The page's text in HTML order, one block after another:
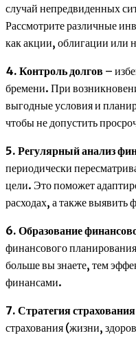
случай непредвиденных
Рассмотрите различные
как акции, облигации или
4. Контроль долгов –
бремени. При
выгодные условия и
чтобы не допустить
5. Регулярный анализ
периодически
цели. Это поможет
расходах, а также
6. Образование
финансового
больше вы знаете, тем
финансами.
7. Стратегия страхования
страхования (жизни,